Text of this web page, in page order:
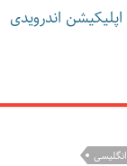
اپلیکیشن اندرویدی
انگلیسی